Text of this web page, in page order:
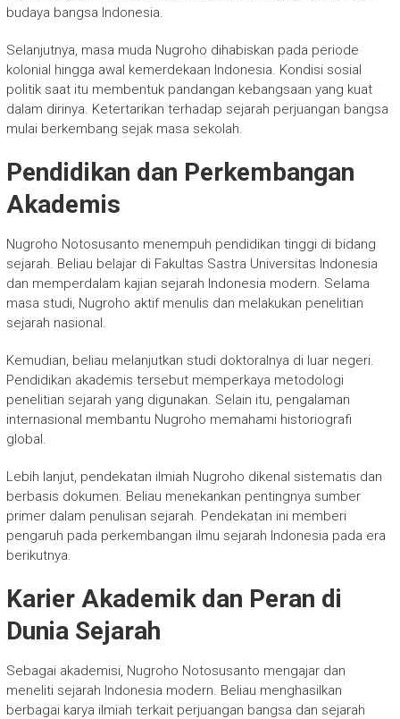
budaya bangsa Indonesia.
Selanjutnya, masa muda Nugroho dihabiskan pada periode
kolonial hingga awal kemerdekaan Indonesia. Kondisi sosial
politik saat itu membentuk pandangan kebangsaan yang kuat
dalam dirinya. Ketertarikan terhadap sejarah perjuangan bangsa
mulai berkembang sejak masa sekolah.
Pendidikan dan Perkembangan
Akademis
Nugroho Notosusanto menempuh pendidikan tinggi di bidang
sejarah. Beliau belajar di Fakultas Sastra Universitas Indonesia
dan memperdalam kajian sejarah Indonesia modern. Selama
masa studi, Nugroho aktif menulis dan melakukan penelitian
sejarah nasional.
Kemudian, beliau melanjutkan studi doktoralnya di luar negeri.
Pendidikan akademis tersebut memperkaya metodologi
penelitian sejarah yang digunakan. Selain itu, pengalaman
internasional membantu Nugroho memahami historiografi
global.
Lebih lanjut, pendekatan ilmiah Nugroho dikenal sistematis dan
berbasis dokumen. Beliau menekankan pentingnya sumber
primer dalam penulisan sejarah. Pendekatan ini memberi
pengaruh pada perkembangan ilmu sejarah Indonesia pada era
berikutnya.
Karier Akademik dan Peran di
Dunia Sejarah
Sebagai akademisi, Nugroho Notosusanto mengajar dan
meneliti sejarah Indonesia modern. Beliau menghasilkan
berbagai karya ilmiah terkait perjuangan bangsa dan sejarah